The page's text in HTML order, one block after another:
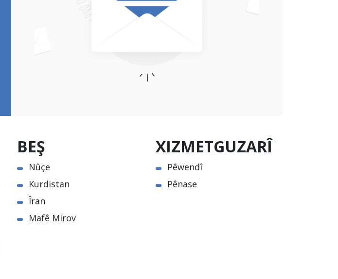
BEŞ
Nûçe
Kurdistan
Îran
Mafê Mirov
XIZMETGUZARÎ
Pêwendî
Pênase